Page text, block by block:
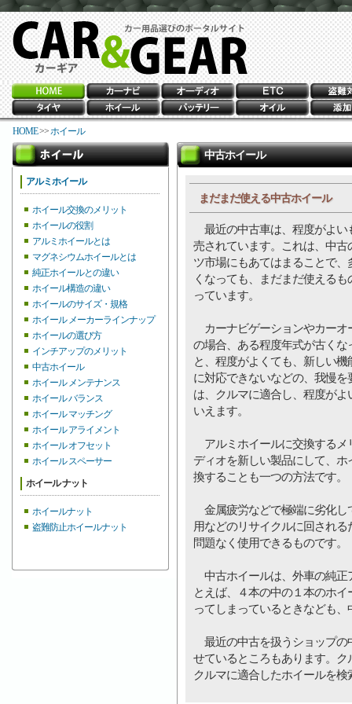
HOME>>ホイール
アルミホイール
ホイール交換のメリット
ホイールの役割
アルミホイールとは
マグネシウムホイールとは
純正ホイールとの違い
ホイール構造の違い
ホイールのサイズ・規格
ホイール メーカーラインナップ
ホイールの選び方
インチアップのメリット
中古ホイール
ホイール メンテナンス
ホイール バランス
ホイール マッチング
ホイール アライメント
ホイール オフセット
ホイール スペーサー
ホイール ナット
ホイールナット
盗難防止ホイールナット
中古ホイール
まだまだ使える中古ホイール
最近の中古車は、程度がよい
売されています。これは、中古
ツ市場にもあてはまることで、
くなっても、まだまだ使えるも
っています。
カーナビゲーションやカーオ
の場合、ある程度年式が古くな
と、程度がよくても、新しい機
に対応できないなどの、我慢
は、クルマに適合し、程度が
いえます。
アルミホイールに交換するメ
ディオを新しい製品にして、
換することも一つの方法です。
金属疲労などで極端に劣化し
用などのリサイクルに回され
問題なく使用できるものです。
中古ホイールは、外車の純正
とえば、４本の中の１本のホ
ってしまっているときなども
最近の中古を扱うショップの
せているところもあります。
クルマに適合したホイールを